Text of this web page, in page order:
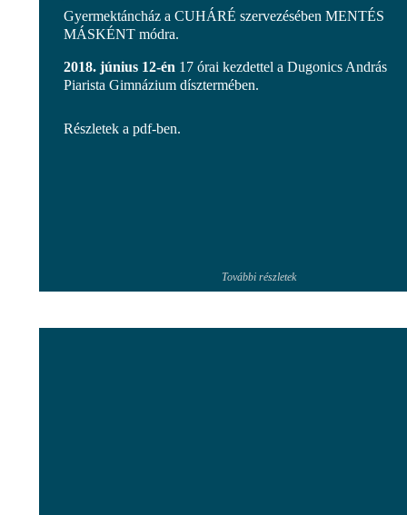
Gyermektáncház a CUHÁRÉ szervezésében MENTÉS
MÁSKÉNT módra.
2018. június 12-én 17 órai kezdettel a Dugonics András
Piarista Gimnázium dísztermében.
Részletek a pdf-ben.
További részletek